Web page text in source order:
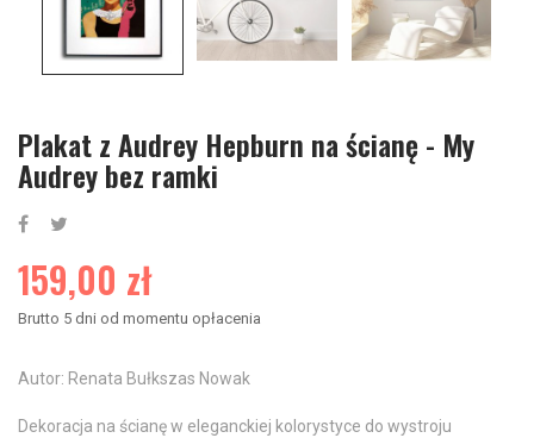
Plakat z Audrey Hepburn na ścianę - My
Audrey bez ramki
159,00 zł
Brutto 5 dni od momentu opłacenia
Autor: Renata Bułkszas Nowak
Dekoracja na ścianę w eleganckiej kolorystyce do wystroju